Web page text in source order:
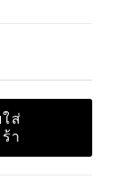
ส่
า